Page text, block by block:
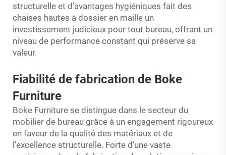
structurelle et d’avantages hygiéniques fait des
chaises hautes à dossier en maille un
investissement judicieux pour tout bureau, offrant un
niveau de performance constant qui préserve sa
valeur.
Fiabilité de fabrication de Boke
Furniture
Boke Furniture se distingue dans le secteur du
mobilier de bureau grâce à un engagement rigoureux
en faveur de la qualité des matériaux et de
l’excellence structurelle. Forte d’une vaste